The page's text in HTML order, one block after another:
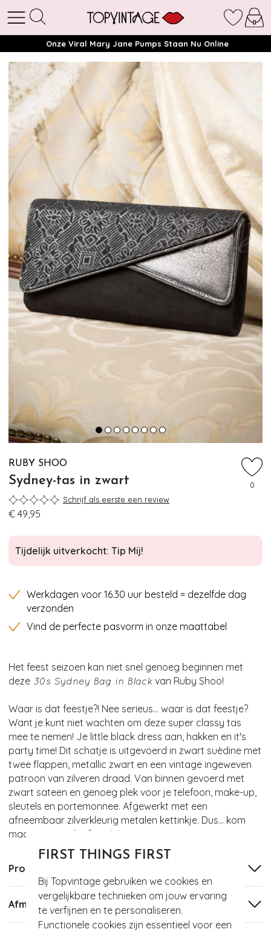
FIRST THINGS FIRST
Bij Topvintage gebruiken we cookies en
vergelijkbare technieken om jouw ervaring
te verfijnen en te personaliseren.
Functionele cookies zijn essentieel voor een
Onze Viral Mary Jane Pumps Staan Nu Online
RUBY SHOO
Sydney-tas in zwart
0
Schrijf als eerste een review
€ 49,95
Tijdelijk uitverkocht: Tip Mij!
Werkdagen voor 16.30 uur besteld = dezelfde dag
verzonden
Vind de perfecte pasvorm in onze maattabel
Het feest seizoen kan niet snel genoeg beginnen met
deze 30s Sydney Bag in Black van Ruby Shoo!
Waar is dat feestje?! Nee serieus... waar is dat feestje?
Want je kunt niet wachten om deze super classy tas
mee te nemen! Je little black dress aan, hakken en it's
party time! Dit schatje is uitgevoerd in zwart suèdine met
twee flappen, metallic zwart en een vintage ingeweven
patroon van zilveren draad. Van binnen gevoerd met
zwart sateen en genoeg plek voor je telefoon, make-up,
sleutels en portemonnee. Afgewerkt met een
afneembaar zilverkleurig metalen kettinkje. Dus... kom
maar op met dat feestje!
Productinformatie
Afmetingen